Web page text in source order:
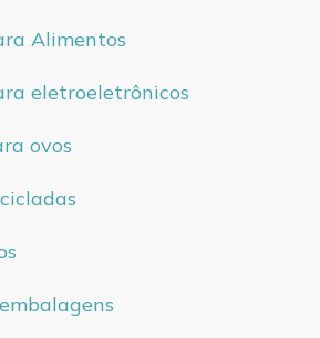
Alimentos
eletroeletrônicos
ovos